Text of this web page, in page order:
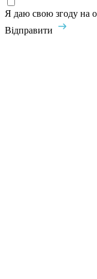
Я даю свою згоду на
Відправити